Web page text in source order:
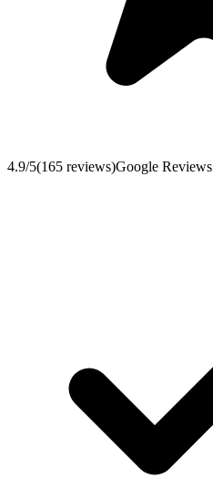
4.9/5(165 reviews)Google Reviews